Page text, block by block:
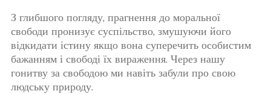
З глибшого погляду, прагнення до моральної
свободи пронизує суспільство, змушуючи його
відкидати істину якщо вона суперечить особистим
бажанням і свободі їх вираження. Через нашу
гонитву за свободою ми навіть забули про свою
людську природу.